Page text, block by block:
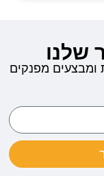
שלנו
ומבצעים מפנקים